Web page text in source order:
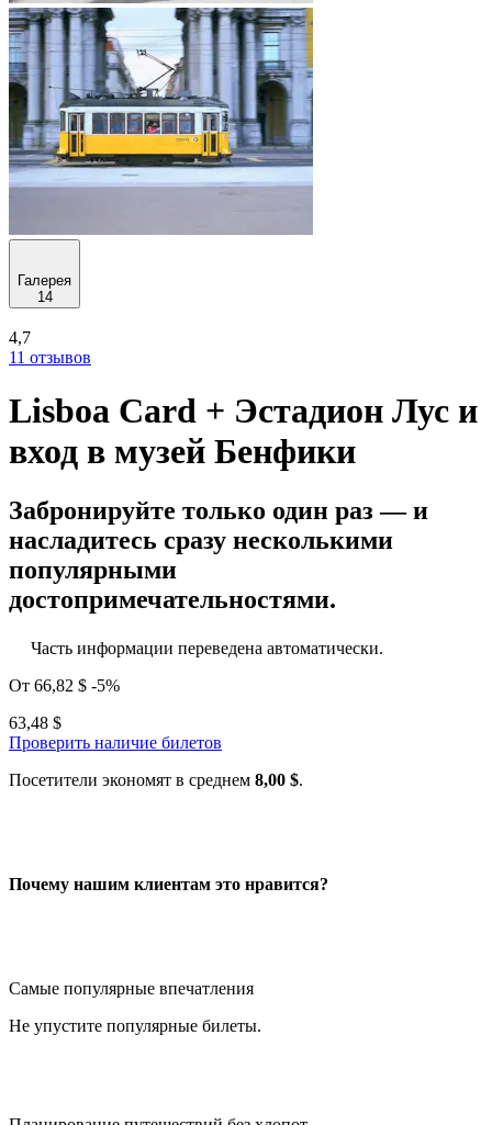
Галерея
14
4,7
11 отзывов
Lisboa Card + Эстадион Лус и
вход в музей Бенфики
Забронируйте только один раз — и
насладитесь сразу несколькими
популярными
достопримечательностями.
Часть информации переведена автоматически.
От 66,82 $ -5%
63,48 $
Проверить наличие билетов
Посетители экономят в среднем 8,00 $.
Почему нашим клиентам это нравится?
Самые популярные впечатления
Не упустите популярные билеты.